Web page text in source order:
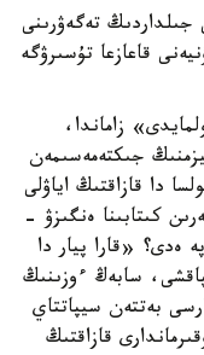
جىلداردىڭ تەگەۋرىنى
قاعازعا تۇسىرۋگە
زاماندا،
جىكتەمەسىمەن
دا قازاقتىڭ اياۋلى
كىتابىنا ەنگىزۋ -
ەدى؟ «قارا پيار دا
سابەڭ ءوزىنىڭ
بەتتەن سيپاتتاي
قازاقتىڭ